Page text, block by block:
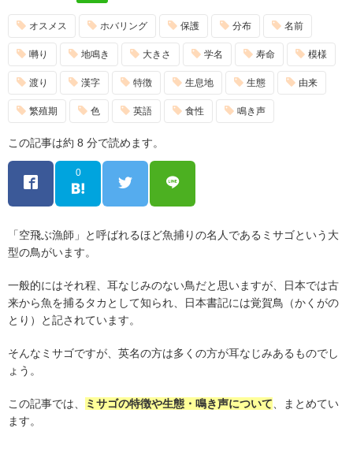
オスメス ホバリング 保護 分布 名前
囀り 地鳴き 大きさ 学名 寿命 模様
渡り 漢字 特徴 生息地 生態 由来
繁殖期 色 英語 食性 鳴き声
この記事は約 8 分で読めます。
0
「空飛ぶ漁師」と呼ばれるほど魚捕りの名人であるミサゴという大
型の鳥がいます。
一般的にはそれ程、耳なじみのない鳥だと思いますが、日本では古
来から魚を捕るタカとして知られ、日本書記には覚賀鳥（かくがの
とり）と記されています。
そんなミサゴですが、英名の方は多くの方が耳なじみあるものでし
ょう。
この記事では、 ミサゴの特徴や生態・鳴き声について 、まとめてい
ます。